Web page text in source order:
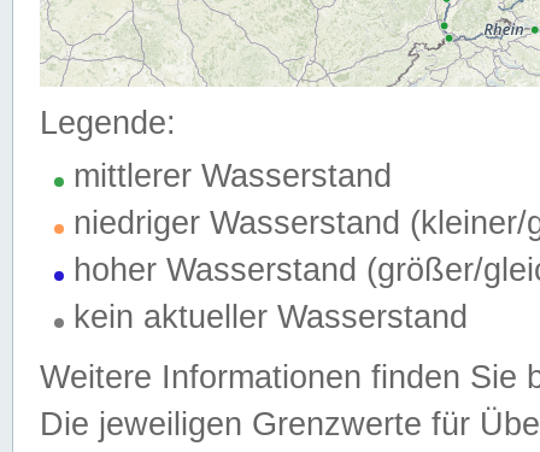
Legende:
mittlerer Wasserstand
niedriger Wasserstand (kleiner/
hoher Wasserstand (größer/
kein aktueller Wasserstand
Weitere Informationen finden Sie
Die jeweiligen Grenzwerte für